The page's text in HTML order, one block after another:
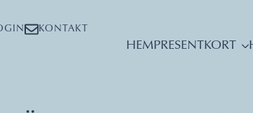
KONTAKT
HEMPRESENTKORT